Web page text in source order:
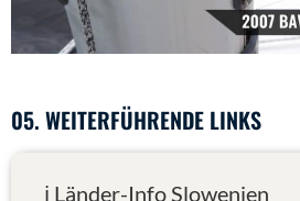
05. WEITERFÜHRENDE LINKS
ℹ️ Länder-Info Slowenien